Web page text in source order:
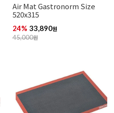
Air Mat Gastronorm Size
520x315
24% 33,890원
45,000원